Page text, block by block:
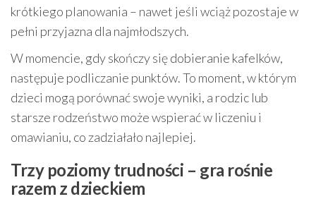
krótkiego planowania – nawet jeśli wciąż pozostaje w
pełni przyjazna dla najmłodszych.
W momencie, gdy skończy się dobieranie kafelków,
następuje podliczanie punktów. To moment, w którym
dzieci mogą porównać swoje wyniki, a rodzic lub
starsze rodzeństwo może wspierać w liczeniu i
omawianiu, co zadziałało najlepiej.
Trzy poziomy trudności – gra rośnie
razem z dzieckiem